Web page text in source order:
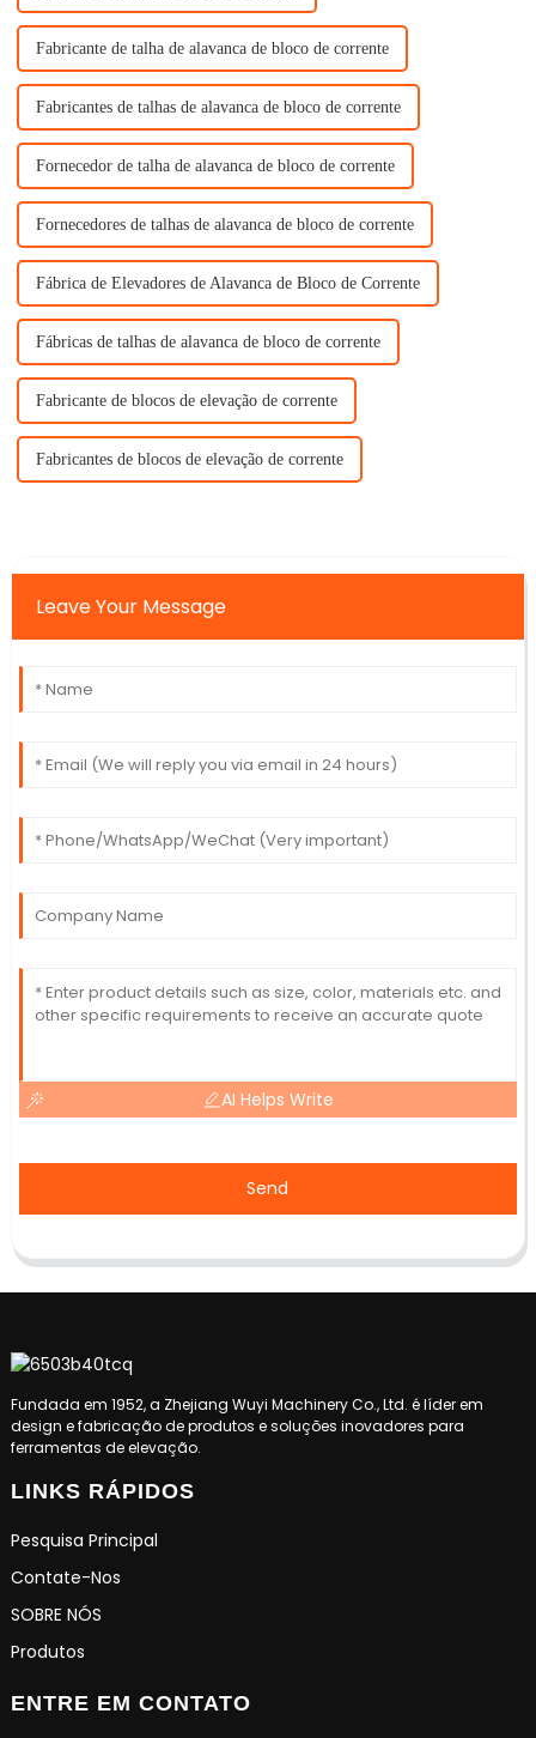
Fabricante de talha de alavanca de bloco de corrente
Fabricantes de talhas de alavanca de bloco de corrente
Fornecedor de talha de alavanca de bloco de corrente
Fornecedores de talhas de alavanca de bloco de corrente
Fábrica de Elevadores de Alavanca de Bloco de Corrente
Fábricas de talhas de alavanca de bloco de corrente
Fabricante de blocos de elevação de corrente
Fabricantes de blocos de elevação de corrente
Leave Your Message
AI Helps Write
Send
Fundada em 1952, a Zhejiang Wuyi Machinery Co., Ltd. é líder em
design e fabricação de produtos e soluções inovadores para
ferramentas de elevação.
LINKS RÁPIDOS
Pesquisa Principal
Contate-Nos
SOBRE NÓS
Produtos
ENTRE EM CONTATO